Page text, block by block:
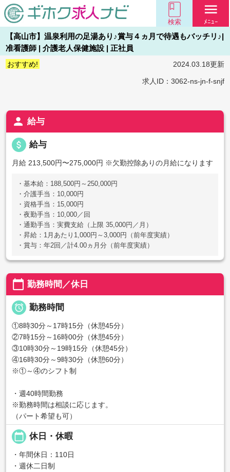
検索
menu
ﾒﾆｭｰ
【高山市】温泉利用の足湯あり♪賞与４ヵ月で待遇もバッチリ♪|
准看護師 | 介護老人保健施設 | 正社員
おすすめ! 2024.03.18更新
求人ID：3062-ns-jn-f-snjf
person 給与
attach_money 給与
月給 213,500円〜275,000円 ※欠勤控除ありの月給になります
・基本給：188,500円～250,000円
・介護手当：10,000円
・資格手当：15,000円
・夜勤手当：10,000／回
・通勤手当：実費支給（上限 35,000円／月）
・昇給：1月あたり1,000円～3,000円（前年度実績）
・賞与：年2回／計4.00ヵ月分（前年度実績）
calendar_today 勤務時間／休日
 勤務時間
①8時30分～17時15分（休憩45分）
②7時15分～16時00分（休憩45分）
③10時30分～19時15分（休憩45分）
④16時30分～9時30分（休憩60分）
※①～④のシフト制
・週40時間勤務
※勤務時間は相談に応じます。
（パート希望も可）
calendar_today 休日・休暇
・年間休日：110日
・週休二日制